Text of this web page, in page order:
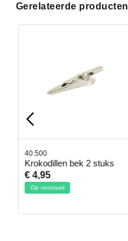
Gerelateerde producten
40.500
Krokodillen bek 2 stuks
€ 4,95
Op voorraad